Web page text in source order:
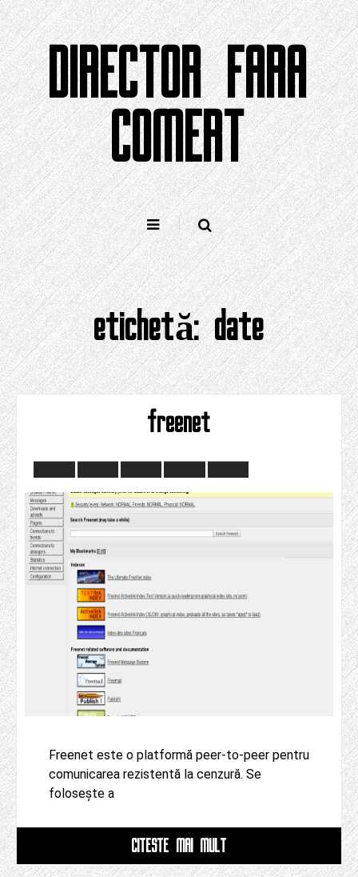
Sari
la
conținut
DIRECTOR FARA
COMERT
etichetă:date
freenet
Freenet este o platformă peer-to-peer pentru
comunicarea rezistentă la cenzură. Se
folosește a
CITESTE MAI MULT